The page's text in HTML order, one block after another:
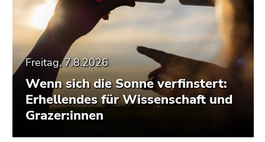
Freitag, 7.8.2026
Wenn sich die Sonne verfinstert:
Erhellendes für Wissenschaft und
Grazer:innen